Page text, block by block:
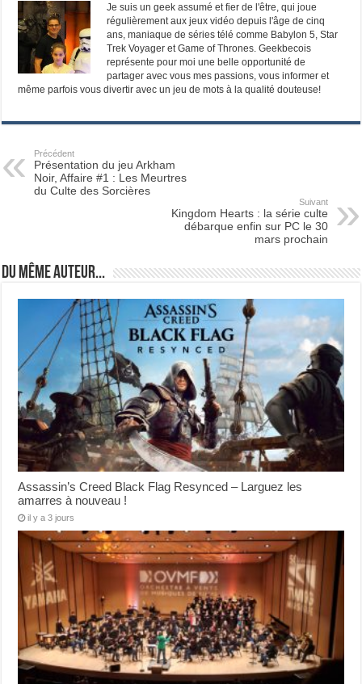
Je suis un geek assumé et fier de l'être, qui joue
régulièrement aux jeux vidéo depuis l'âge de cinq
ans, maniaque de séries télé comme Babylon 5, Star
Trek Voyager et Game of Thrones. Geekbecois
représente pour moi une belle opportunité de
partager avec vous mes passions, vous informer et
même parfois vous divertir avec un jeu de mots à la qualité douteuse!
Précédent
Présentation du jeu Arkham
Noir, Affaire #1 : Les Meurtres
du Culte des Sorcières
Suivant
Kingdom Hearts : la série culte
débarque enfin sur PC le 30
mars prochain
Du même auteur...
Assassin’s Creed Black Flag Resynced – Larguez les
amarres à nouveau !
il y a 3 jours